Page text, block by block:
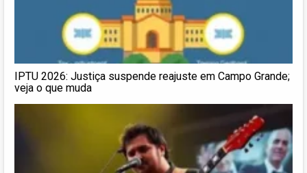
IPTU 2026: Justiça suspende reajuste em Campo Grande;
veja o que muda